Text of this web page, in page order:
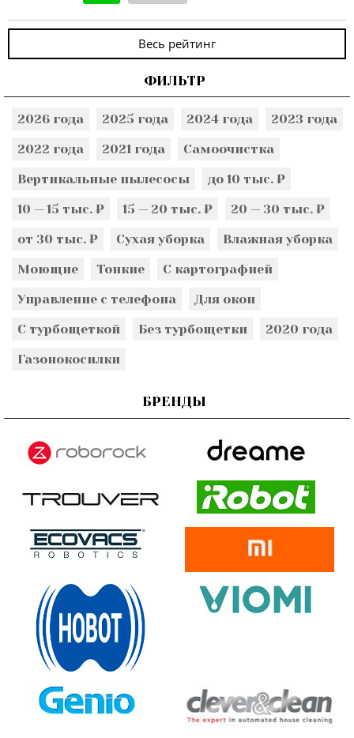
Весь рейтинг
ФИЛЬТР
2026 года 2025 года 2024 года
2023 года
2022 года
2021 года
Самоочистка
Вертикальные пылесосы
до 10 тыс. ₽
10 — 15 тыс. ₽
15 — 20 тыс. ₽
20 — 30 тыс. ₽
от 30 тыс. ₽
Сухая уборка
Влажная уборка
Моющие
Тонкие
С картографией
Управление с телефона
Для окон
С турбощеткой
Без турбощетки
2020 года
Газонокосилки
БРЕНДЫ